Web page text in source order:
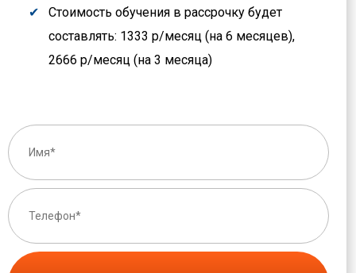
Стоимость обучения в рассрочку будет
составлять: 1333 р/месяц (на 6 месяцев),
2666 р/месяц (на 3 месяца)